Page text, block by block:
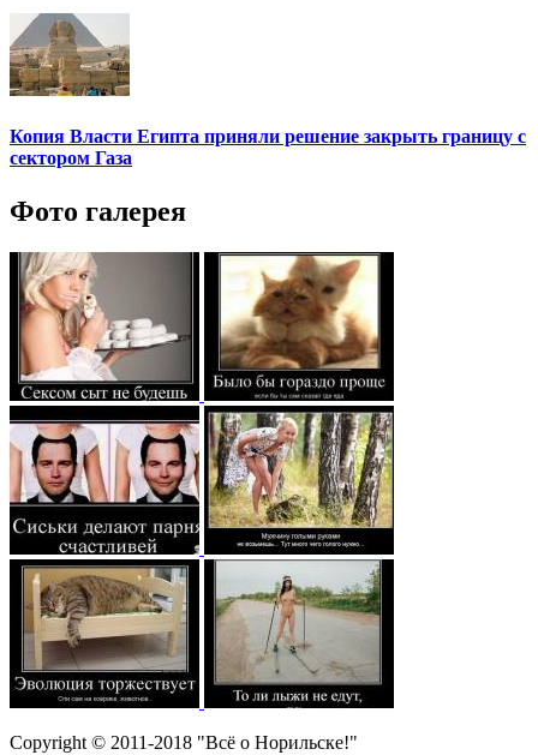
Копия Власти Египта приняли решение закрыть границу с
сектором Газа
Фото галерея
Copyright © 2011-2018 "Всё о Норильске!"